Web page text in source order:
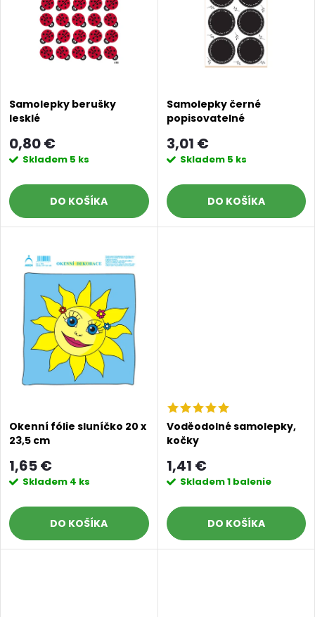
p
r
o
d
u
k
o
v
p
r
o
d
u
k
o
v
Samolepky berušky
lesklé
0,80 €
Skladem 5 ks
DO KOŠÍKA
Samolepky černé
popisovatelné
3,01 €
Skladem 5 ks
DO KOŠÍKA
Okenní fólie sluníčko 20 x
23,5 cm
1,65 €
Skladem 4 ks
DO KOŠÍKA
Voděodolné samolepky,
kočky
1,41 €
Skladem1 balenie
DO KOŠÍKA